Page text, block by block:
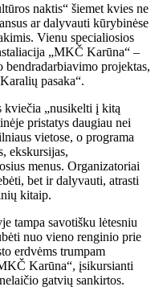
naktis“ šiemet kvies ne
ar dalyvauti kūrybinėse
Vienu specialiosios
„MKČ Karūna“ –
projektas,
pasaka“.
kviečia „nusikelti į kitą
pristatys daugiau nei
vietose, o programa
ekskursijas,
menus. Organizatoriai
bet ir dalyvauti, atrasti
kitaip.
tampa savotišku lėtesniu
nuo vieno renginio prie
erdvėms trumpam
Karūna“, įsikursianti
gatvių sankirtos.